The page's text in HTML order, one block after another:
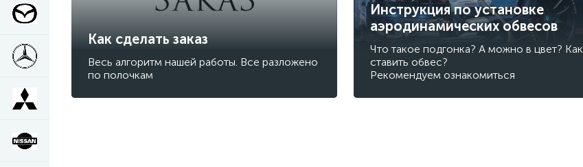
Как сделать заказ
Весь алгоритм нашей работы. Все разложено
по полочкам
Инструкция по установке
аэродинамических обвесов
Что такое подгонка? А можно в цвет? Как
ставить обвес?
Рекомендуем ознакомиться